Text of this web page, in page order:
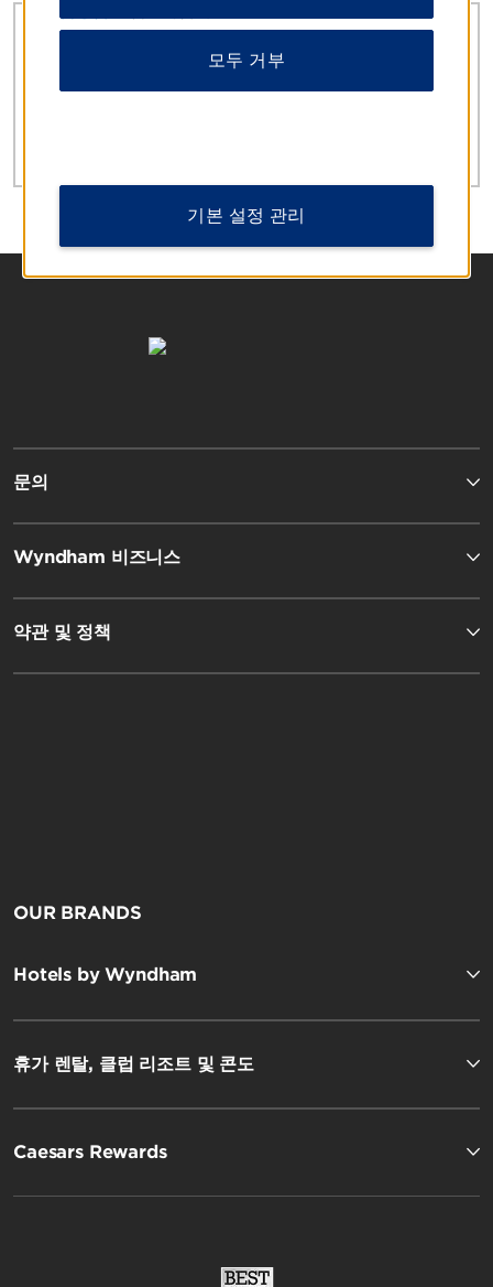
문의
Wyndham 비즈니스
약관 및 정책
OUR BRANDS
Hotels by Wyndham
휴가 렌탈, 클럽 리조트 및 콘도
Caesars Rewards
모두 거부
기본 설정 관리